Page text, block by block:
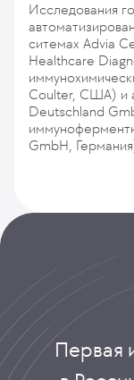
Исследования
ситемах Advia
Healthcare
Coulter, США) и
Deutschland
GmbH,
Первая